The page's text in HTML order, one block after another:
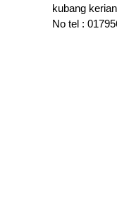
kubang
No tel :